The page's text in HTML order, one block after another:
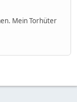
Mein Torhüter